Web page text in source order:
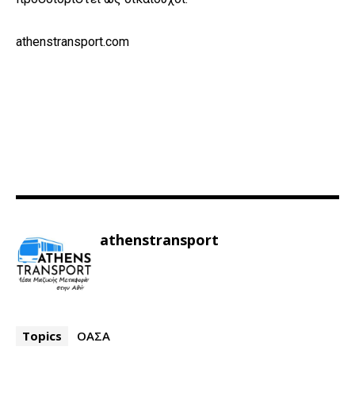
athenstransport.com
athenstransport
Topics ΟΑΣΑ